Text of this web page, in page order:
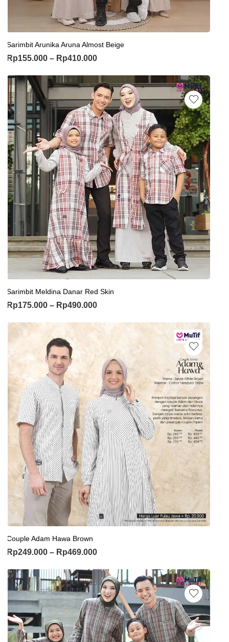
Sarimbit Arunika Aruna Almost Beige
Rp155.000 – Rp410.000
Sarimbit Meldina Danar Red Skin
Rp175.000 – Rp490.000
Couple Adam Hawa Brown
Rp249.000 – Rp469.000